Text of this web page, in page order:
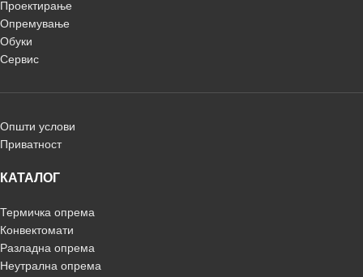
Проектирање
Опремување
Обуки
Сервис
Општи услови
Приватност
КАТАЛОГ
Термичка опрема
Конвектомати
Разладна опрема
Неутрална опрема